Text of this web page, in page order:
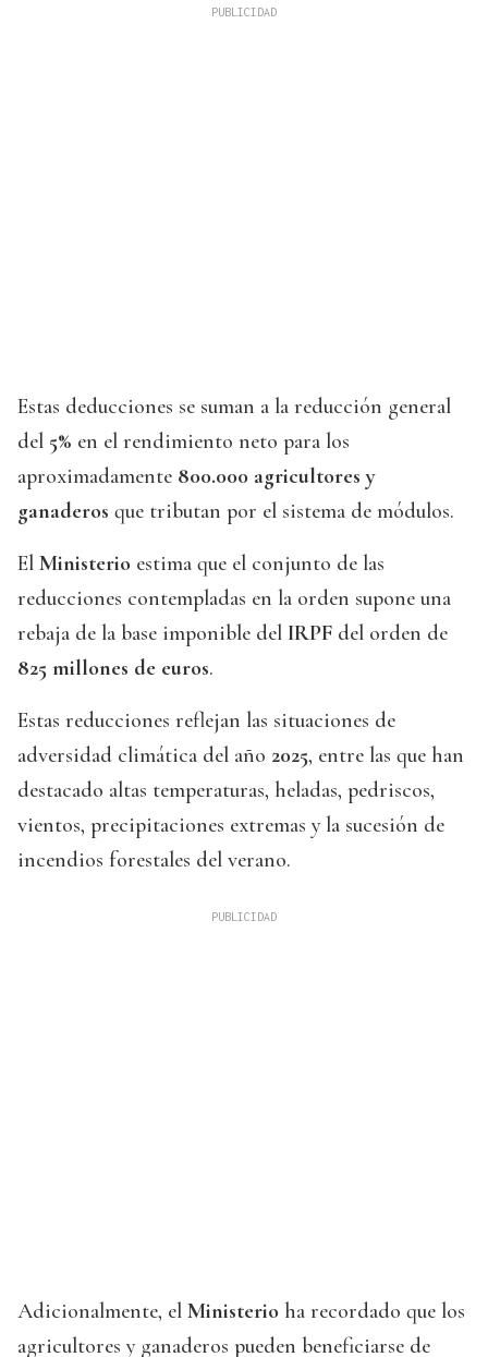
Estas deducciones se suman a la reducción general
del 5% en el rendimiento neto para los
aproximadamente 800.000 agricultores y
ganaderos que tributan por el sistema de módulos.
El Ministerio estima que el conjunto de las
reducciones contempladas en la orden supone una
rebaja de la base imponible del IRPF del orden de
825 millones de euros.
Estas reducciones reflejan las situaciones de
adversidad climática del año 2025, entre las que han
destacado altas temperaturas, heladas, pedriscos,
vientos, precipitaciones extremas y la sucesión de
incendios forestales del verano.
Adicionalmente, el Ministerio ha recordado que los
agricultores y ganaderos pueden beneficiarse de